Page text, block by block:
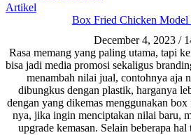
Artikel
Box Fried Chicken
December 4, 2023 /
Rasa memang yang paling utama, tapi
bisa jadi media promosi sekaligus
menambah nilai jual, contohnya aja
dibungkus dengan plastik, harganya
dengan yang dikemas menggunakan
nya, jika ingin menciptakan nilai baru,
upgrade kemasan. Selain beberapa hal